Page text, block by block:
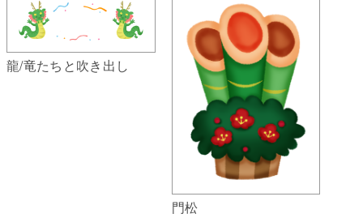
龍/竜たちと吹き出し
門松